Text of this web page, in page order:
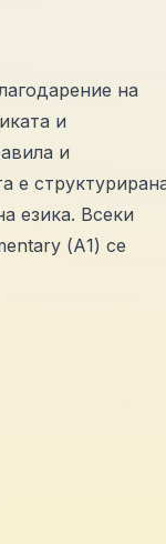
на
и
и
е
езика. Всеки
(А1) се